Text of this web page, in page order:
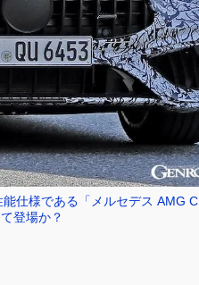
仕様である「メルセデス AMG
登場か？